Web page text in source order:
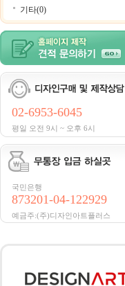
기타(0)
02-6953-6045
평일 오전 9시 ~ 오후 6시
국민은행
873201-04-122929
예금주:(주)디자인아트플러스